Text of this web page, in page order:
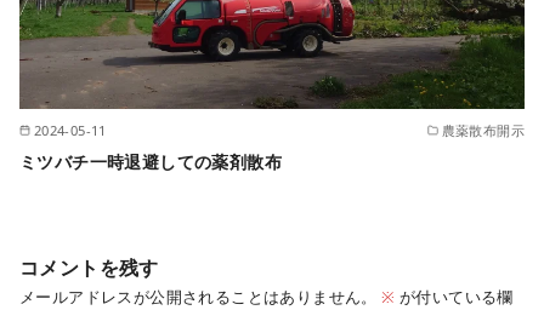
2024-05-11 農薬散布開示
ミツバチ一時退避しての薬剤散布
コメントを残す
メールアドレスが公開されることはありません。 ※ が付いている欄